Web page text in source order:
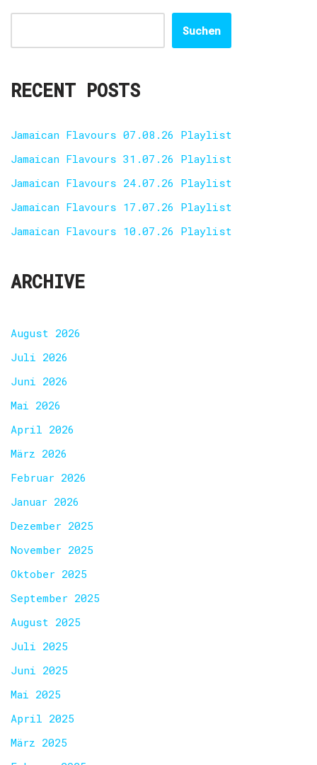
Suchen
RECENT POSTS
Jamaican Flavours 07.08.26 Playlist
Jamaican Flavours 31.07.26 Playlist
Jamaican Flavours 24.07.26 Playlist
Jamaican Flavours 17.07.26 Playlist
Jamaican Flavours 10.07.26 Playlist
ARCHIVE
August 2026
Juli 2026
Juni 2026
Mai 2026
April 2026
März 2026
Februar 2026
Januar 2026
Dezember 2025
November 2025
Oktober 2025
September 2025
August 2025
Juli 2025
Juni 2025
Mai 2025
April 2025
März 2025